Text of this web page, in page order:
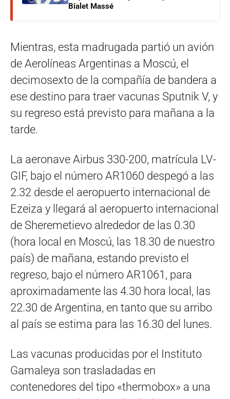
Bialet Massé
Mientras, esta madrugada partió un avión
de Aerolíneas Argentinas a Moscú, el
decimosexto de la compañía de bandera a
ese destino para traer vacunas Sputnik V, y
su regreso está previsto para mañana a la
tarde.
La aeronave Airbus 330-200, matrícula LV-
GIF, bajo el número AR1060 despegó a las
2.32 desde el aeropuerto internacional de
Ezeiza y llegará al aeropuerto internacional
de Sheremetievo alrededor de las 0.30
(hora local en Moscú, las 18.30 de nuestro
país) de mañana, estando previsto el
regreso, bajo el número AR1061, para
aproximadamente las 4.30 hora local, las
22.30 de Argentina, en tanto que su arribo
al país se estima para las 16.30 del lunes.
Las vacunas producidas por el Instituto
Gamaleya son trasladadas en
contenedores del tipo «thermobox» a una